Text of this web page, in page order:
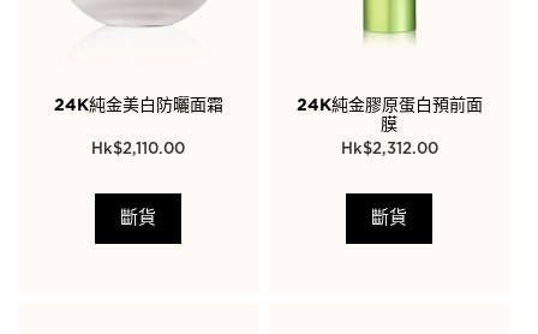
24K純金美白防曬面霜
$2,110.00
斷貨
24K純金膠原蛋白預前面
膜
$2,312.00
斷貨